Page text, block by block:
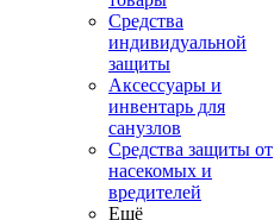
Средства
индивидуальной
защиты
Аксессуары и
инвентарь для
санузлов
Средства защиты от
насекомых и
вредителей
Ещё